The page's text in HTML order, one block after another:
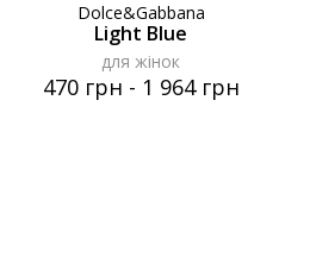
Dolce&Gabbana
Light Blue
для жінок
470 грн - 1 964 грн